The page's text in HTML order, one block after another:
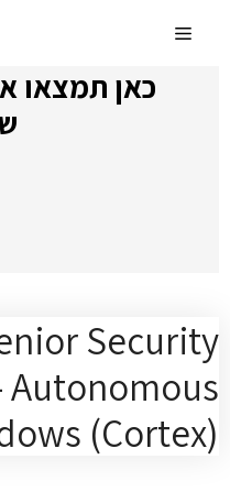
לתוכןMenu
כאן תמצאו
Security
Autonomous
(Cortex)